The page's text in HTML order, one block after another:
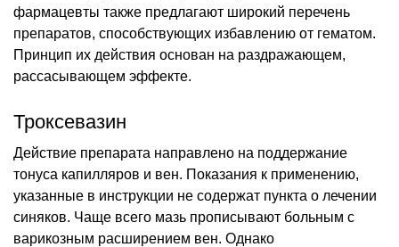
фармацевты также предлагают широкий перечень
препаратов, способствующих избавлению от гематом.
Принцип их действия основан на раздражающем,
рассасывающем эффекте.
Троксевазин
Действие препарата направлено на поддержание
тонуса капилляров и вен. Показания к применению,
указанные в инструкции не содержат пункта о лечении
синяков. Чаще всего мазь прописывают больным с
варикозным расширением вен. Однако